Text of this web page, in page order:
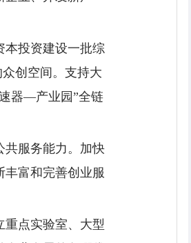
本投资建设一批综
创空间。支持大
器—产业园”全链
共服务能力。加快
富和完善创业服
点实验室、大型